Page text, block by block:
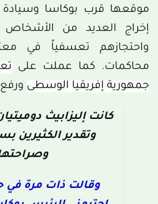
موقعها قرب بوكاسا
إخراج العديد من الأشخاص
واحتجازهم تعسفياً في
محاكمات. كما عملت على
جمهورية إفريقيا الوسطى
كانت إليزابيث
وتقدير الكثيرين
وقالت ذات مرة في